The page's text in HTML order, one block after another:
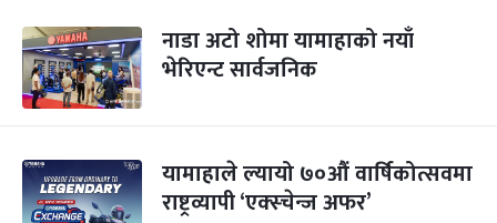
नाडा अटो शोमा यामाहाको नयाँ
भेरिएन्ट सार्वजनिक
यामाहाले ल्यायो ७०औं वार्षिकोत्सवमा
राष्ट्रव्यापी ‘एक्स्चेन्ज अफर’